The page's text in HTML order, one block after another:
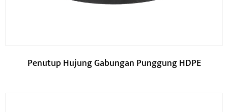
Penutup Hujung Gabungan Punggung HDPE